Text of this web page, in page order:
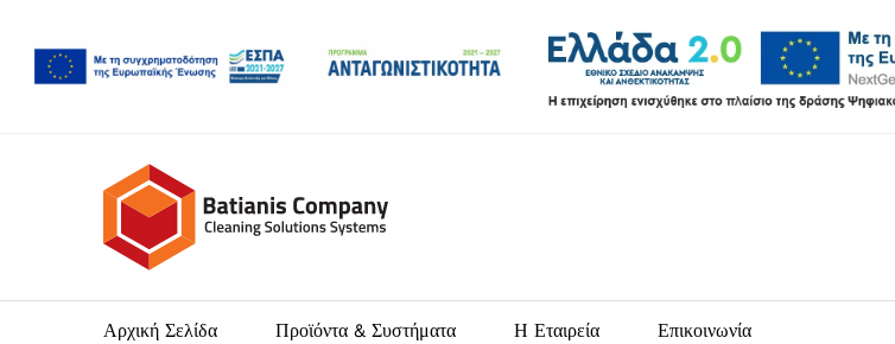
Αρχική Σελίδα Προϊόντα & Συστήματα Η Εταιρεία Επικοινωνία